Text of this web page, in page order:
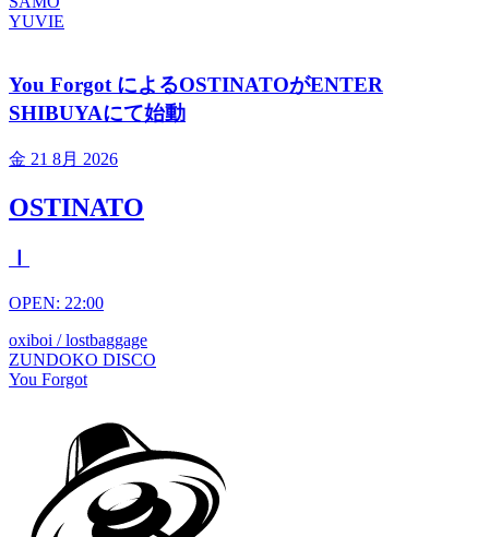
YUVIE
You Forgot によるOSTINATOがENTER
SHIBUYAにて始動
金 21 8月 2026
OSTINATO
OPEN: 22:00
oxiboi / lostbaggage
ZUNDOKO DISCO
You Forgot